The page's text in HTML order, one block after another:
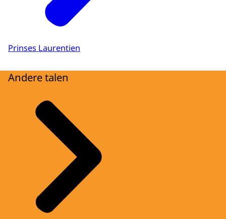
Prinses Laurentien
Andere talen